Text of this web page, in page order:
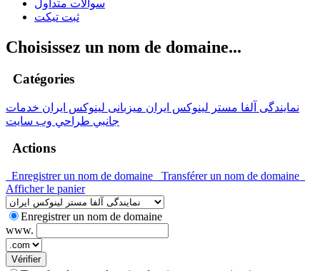
سوالات متداول
ثبت تیکت
Choisissez un nom de domaine...
Catégories
نمایندگی آلفا مستر لینوکس ایران میزبانی لینوکس ایران خدمات
جانبي طراحي وب سايت
Actions
Enregistrer un nom de domaine
Transférer un nom de domaine
Afficher le panier
Enregistrer un nom de domaine
www.
Vérifier